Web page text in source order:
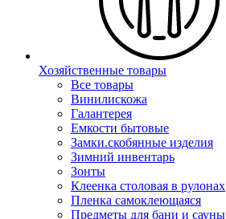
Хозяйственные товары
Все товары
Винилискожа
Галантерея
Емкости бытовые
Замки.скобянные изделия
Зимний инвентарь
Зонты
Клеенка столовая в рулонах
Пленка самоклеющаяся
Предметы для бани и сауны